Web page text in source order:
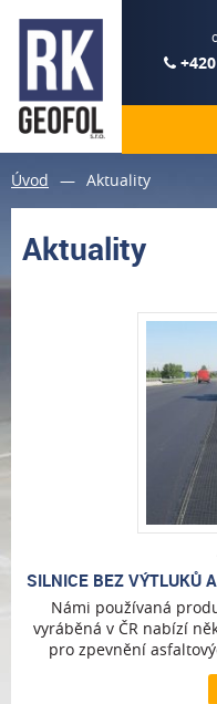
Úvod — Aktuality
Aktuality
SILNICE BEZ VÝTLUKŮ
Námi používaná
vyráběná v ČR nabízí
pro zpevnění
snadnou a efektivní
výztuž velkých